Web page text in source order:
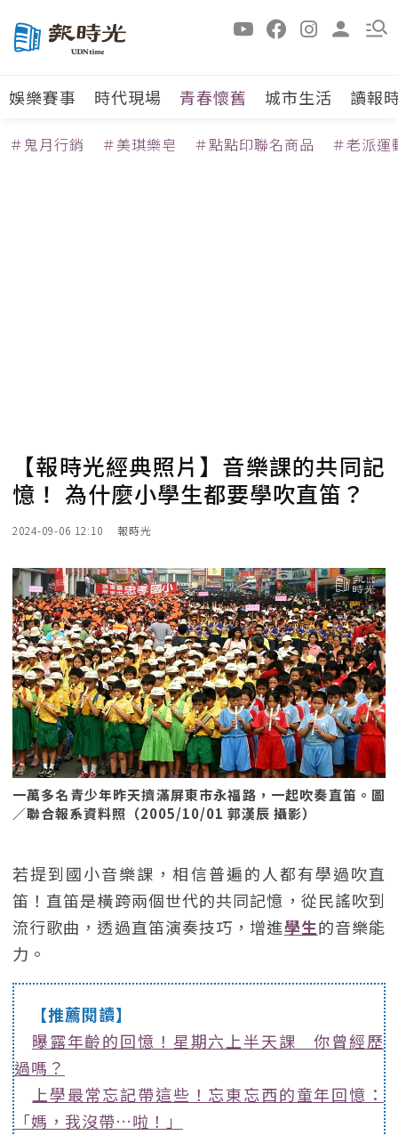
娛樂賽事 時代現場 青春懷舊 城市生活 讀報
＃鬼月行銷 ＃美琪樂皂 ＃點點印聯名商品 ＃老派運
【報時光經典照片】音樂課的共同記
憶！ 為什麼小學生都要學吹直笛？
2024-09-06 12:10 報時光
一萬多名青少年昨天擠滿屏東市永福路，一起吹奏直笛。圖
／聯合報系資料照（2005/10/01 郭漢辰 攝影）
若提到國小音樂課，相信普遍的人都有學過吹直
笛！直笛是橫跨兩個世代的共同記憶，從民謠吹到
流行歌曲，透過直笛演奏技巧，增進學生的音樂能
力。
【推薦閱讀】
曝露年齡的回憶！星期六上半天課 你曾經歷
過嗎？
上學最常忘記帶這些！忘東忘西的童年回憶：
「媽，我沒帶…啦！」